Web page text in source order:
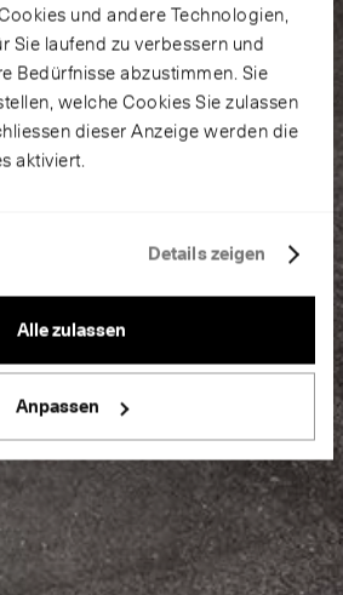
und andere Technologien,
Sie laufend zu verbessern und
Bedürfnisse abzustimmen. Sie
welche Cookies Sie zulassen
dieser Anzeige werden die
aktiviert.
Details zeigen
Alle zulassen
Anpassen